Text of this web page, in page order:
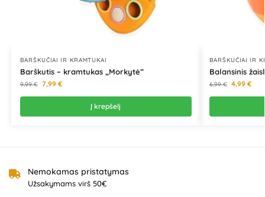
BARŠKUČIAI IR KRAMTUKAI
Barškutis – kramtukas „Morkytė”
9,99€ 7,99 €
Į krepšelį
BARŠKUČIAI IR
Balansinis
6,99€ 4,99 €
Nemokamas pristatymas
Užsakymams virš 50€